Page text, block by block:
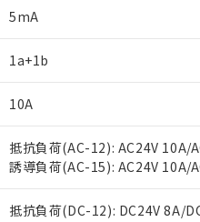
5mA
1a+1b
10A
抵抗負荷(AC-12): AC24V 10A/
誘導負荷(AC-15): AC24V 10A/
抵抗負荷(DC-12): DC24V 8A/
ご利用条件
以下の条件をお読みいただ
本サービスは、当社
くものです。
当社制御機器事業取扱
在庫状況および標準価
のであり、閲覧された
対応予定なし：EU RoHS指
調査・確認中：EU RoHS指
非該当品：ライセンス料な
仕入先様の事情により、非
があります。
鉛(Pb) 1000ppm以下、 水銀(Hg)
六価クロム(Cr(Ⅵ)) 1000ppm以下、
フタル酸ビス(2-エチルヘキシル)
ル（DBP） 1000ppm以下、フタ
但し、RoHS指令で産業用監視およ
「○」：最大均質材料含有
「×」：最大均質材料含有
「－」：未確認です。当社
*中国RoHS10物質の基準値 (GB/
Pb(鉛) :1000ppm、 Hg(水銀) :
Cr(Ⅵ)(六価クロム) : 1000ppm、
当社は、これら貴社製
う）を輸出または国
などの必要な手続きを
ます。
記
号
説明